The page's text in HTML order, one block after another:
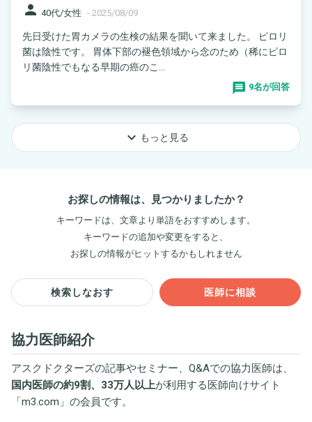
person 40代/女性 - 2025/08/09
先日受けた胃カメラの生検の結果を聞いて来ました。 ピロリ
菌は陰性です。 胃体下部の褪色領域から念のため（稀にピロ
リ菌陰性でもなる早期の癌のこ...
9名が回答
keyboard_arrow_down もっと見る
お探しの情報は、見つかりましたか？
キーワードは、文章より単語をおすすめします。
キーワードの追加や変更をすると、
お探しの情報がヒットするかもしれません
検索しなおす 医師に相談
協力医師紹介
アスクドクターズの記事やセミナー、Q&Aでの協力医師は、
国内医師の約9割、33万人以上が利用する医師向けサイト
「m3.com 」の会員です。